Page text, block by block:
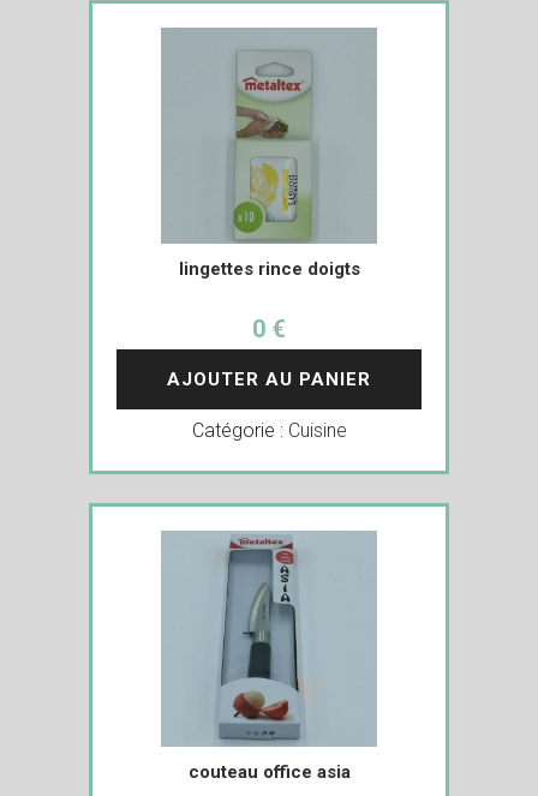
lingettes rince doigts
0 €
AJOUTER AU PANIER
Catégorie : Cuisine
couteau office asia